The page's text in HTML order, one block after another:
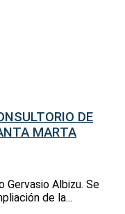
DE
MARTA
Gervasio Albizu. Se
de la...